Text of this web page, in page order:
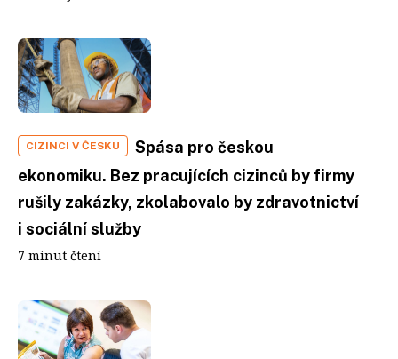
CIZINCI V ČESKU
Spása pro českou
ekonomiku. Bez pracujících cizinců by firmy
rušily zakázky, zkolabovalo by zdravotnictví
i sociální služby
7 minut čtení